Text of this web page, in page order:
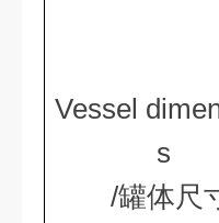
Vessel
s
/罐体尺